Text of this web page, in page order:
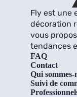
Fly est une
décoration
vous
tendances
FAQ
Contact
Qui sommes-
Suivi de